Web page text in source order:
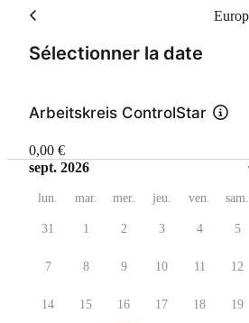
Sélectionner la date
Arbeitskreis ControlStar
0,00 €
sept. 2026
lun. mar. mer. jeu. ven. sam.
31 1 2 3 4 5
7 8 9 10 11 12
14 15 16 17 18 19